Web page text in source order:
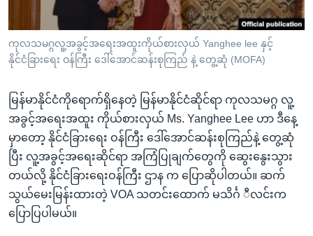
ကြည့်
ရန်
ရန်
နေရာ
သို့
ကျော်
ရန်
ဗွီအိုအေ လူမှုကွန်ယက်များ
ကုလသမဂ္ဂလူ့အခွင့်အရေးအထူးကိုယ်စားလှယ် Yanghee lee နှင့်
နိုင်ငံခြားရေး ဝန်ကြီး ဒေါ်အောင်ဆန်းစုကြည် နဲ့ တွေ့ဆုံ (MOFA)
မြန်မာနိုင်ငံကိုရောက်ရှိနေတဲ့ မြန်မာနိုင်ငံဆိုင်ရာ ကုလသမဂ္ဂ လူ့
အခွင့်အရေးအထူး ကိုယ်စားလှယ် Ms. Yanghee Lee ဟာ ဒီနေ့
မှာတော့ နိုင်ငံခြားရေး ဝန်ကြီး ဒေါ်အောင်ဆန်းစုကြည်နဲ့ တွေ့ဆုံ
ပြီး လူ့အခွင့်အရေးဆိုင်ရာ အကြံပြုချက်တွေကို ဆွေးနွေးသွား
တယ်လို့ နိုင်ငံခြားရေးဝန်ကြီး ဌာန က ပြောဆိုပါတယ်။ ဆက်
သွယ်မေးမြန်းထားတဲ့ VOA သတင်းထောက် မသိင်္ဂ ီလင်းက
ပြောပြပါမယ်။